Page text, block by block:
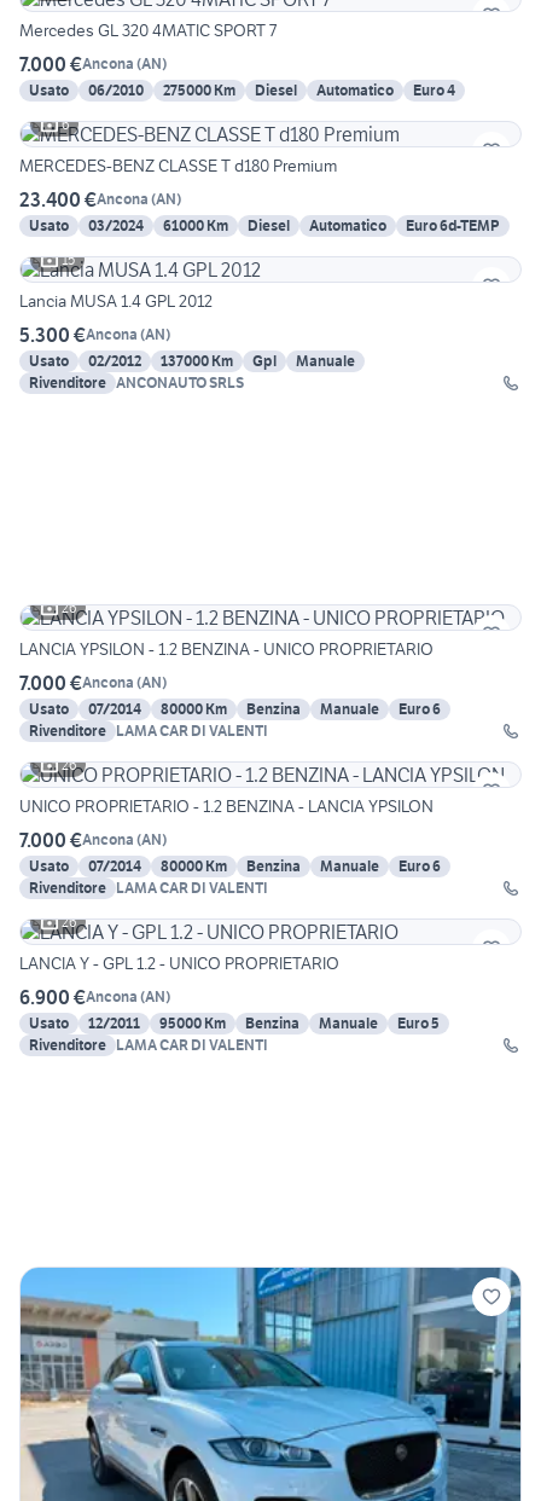
Mercedes GL 320 4MATIC SPORT 7
7.000 €Ancona (AN)
Usato
06/2010 275000 Km Diesel Automatico
Euro 4
6
MERCEDES-BENZ CLASSE T d180 Premium
23.400 €Ancona (AN)
Usato
03/2024 61000 Km Diesel Automatico
Euro 6d-TEMP
15
Lancia MUSA 1.4 GPL 2012
5.300 €Ancona (AN)
Usato
02/2012 137000 Km Gpl
Manuale
Rivenditore ANCONAUTO SRLS
26
LANCIA YPSILON - 1.2 BENZINA - UNICO PROPRIETARIO
7.000 €Ancona (AN)
Usato
07/2014 80000 Km Benzina Manuale
Euro 6
Rivenditore LAMA CAR DI VALENTI
26
UNICO PROPRIETARIO - 1.2 BENZINA - LANCIA YPSILON
7.000 €Ancona (AN)
Usato
07/2014 80000 Km Benzina Manuale
Euro 6
Rivenditore LAMA CAR DI VALENTI
26
LANCIA Y - GPL 1.2 - UNICO PROPRIETARIO
6.900 €Ancona (AN)
Usato
12/2011 95000 Km Benzina Manuale
Euro 5
Rivenditore LAMA CAR DI VALENTI